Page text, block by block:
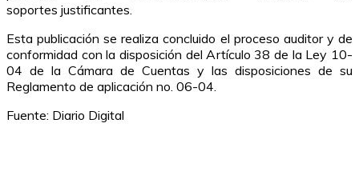
soportes justificantes.
Esta publicación se realiza concluido el proceso auditor y de
conformidad con la disposición del Artículo 38 de la Ley 10-
04 de la Cámara de Cuentas y las disposiciones de su
Reglamento de aplicación no. 06-04.
Fuente: Diario Digital